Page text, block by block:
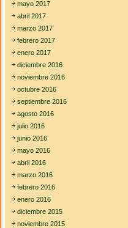
mayo 2017
abril 2017
marzo 2017
febrero 2017
enero 2017
diciembre 2016
noviembre 2016
octubre 2016
septiembre 2016
agosto 2016
julio 2016
junio 2016
mayo 2016
abril 2016
marzo 2016
febrero 2016
enero 2016
diciembre 2015
noviembre 2015